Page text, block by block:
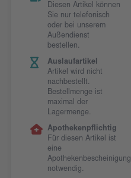
Diesen Artikel können
Sie nur telefonisch
oder bei unserem
Außendienst
bestellen.
Auslaufartikel
Artikel wird nicht
nachbestellt.
Bestellmenge ist
maximal der
Lagermenge.
Apothekenpflichtig
Für diesen Artikel ist
eine
Apothekenbescheinigung
notwendig.